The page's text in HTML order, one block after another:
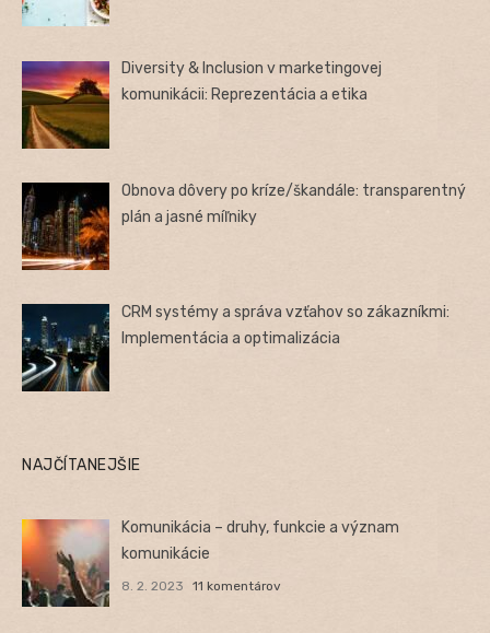
Diversity & Inclusion v marketingovej
komunikácii: Reprezentácia a etika
Obnova dôvery po kríze/škandále: transparentný
plán a jasné míľniky
CRM systémy a správa vzťahov so zákazníkmi:
Implementácia a optimalizácia
NAJČÍTANEJŠIE
Komunikácia – druhy, funkcie a význam
komunikácie
8. 2. 2023 11 komentárov